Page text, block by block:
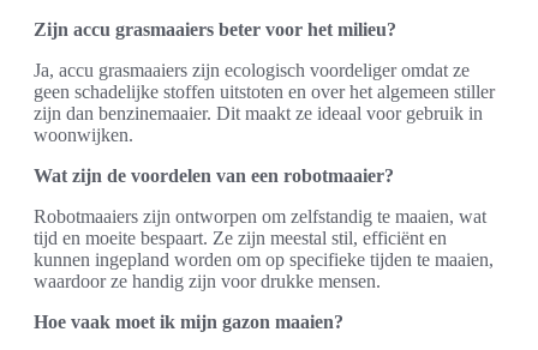
Zijn accu grasmaaiers beter voor het milieu?
Ja, accu grasmaaiers zijn ecologisch voordeliger omdat ze
geen schadelijke stoffen uitstoten en over het algemeen stiller
zijn dan benzinemaaier. Dit maakt ze ideaal voor gebruik in
woonwijken.
Wat zijn de voordelen van een robotmaaier?
Robotmaaiers zijn ontworpen om zelfstandig te maaien, wat
tijd en moeite bespaart. Ze zijn meestal stil, efficiënt en
kunnen ingepland worden om op specifieke tijden te maaien,
waardoor ze handig zijn voor drukke mensen.
Hoe vaak moet ik mijn gazon maaien?